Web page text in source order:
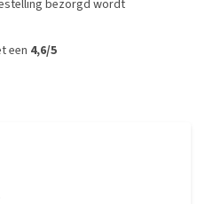
bezorgd wordt
een 4,6/5